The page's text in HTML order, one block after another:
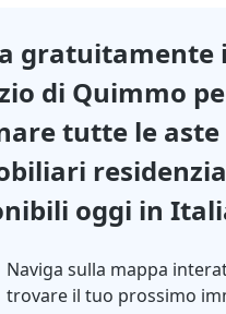
gratuitamente
di Quimmo
tutte le aste
oggi in
Naviga sulla mappa
trovare il tuo prossimo